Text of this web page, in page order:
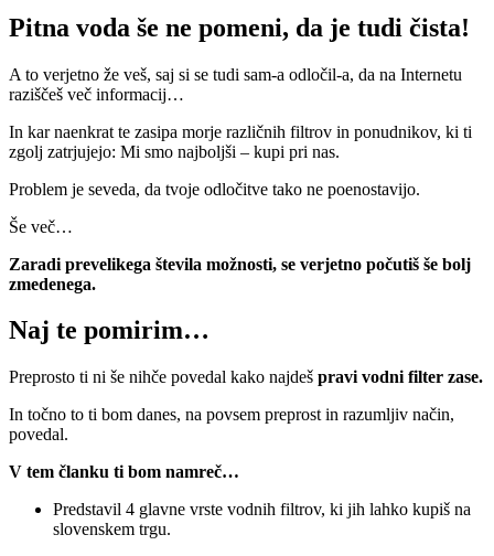
Pitna voda še ne pomeni, da je tudi čista!
A to verjetno že veš, saj si se tudi sam-a odločil-a, da na Internetu
raziščeš več informacij…
In kar naenkrat te zasipa morje različnih filtrov in ponudnikov, ki ti
zgolj zatrjujejo: Mi smo najboljši – kupi pri nas.
Problem je seveda, da tvoje odločitve tako ne poenostavijo.
Še več…
Zaradi prevelikega števila možnosti, se verjetno počutiš še bolj
zmedenega.
Naj te pomirim…
Preprosto ti ni še nihče povedal kako najdeš pravi vodni filter zase.
In točno to ti bom danes, na povsem preprost in razumljiv način,
povedal.
V tem članku ti bom namreč…
Predstavil 4 glavne vrste vodnih filtrov, ki jih lahko kupiš na
slovenskem trgu.